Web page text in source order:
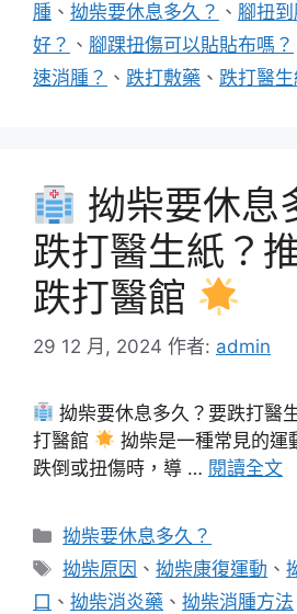
腫 、 拗柴要休息多久？ 、 腳扭
好？ 、 腳踝扭傷可以貼貼布嗎？
速消腫？ 、 跌打敷藥 、 跌打醫
拗柴要休息
跌打醫生紙？
跌打醫館
29 12 月, 2024 作者: admin
拗柴要休息多久？要跌打醫
打醫館
拗柴是一種常見的運
跌倒或扭傷時，導 … 閱讀全文
分
類
拗柴要休息多久？
標
籤
拗柴原因 、拗柴康復運動 、
口 、 拗柴消炎藥 、 拗柴消腫方法